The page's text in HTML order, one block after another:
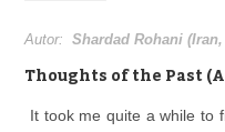
Biblioteca
Autor:Shardad Rohani (Iran,
Thoughts of the Past
It took me quite a while to